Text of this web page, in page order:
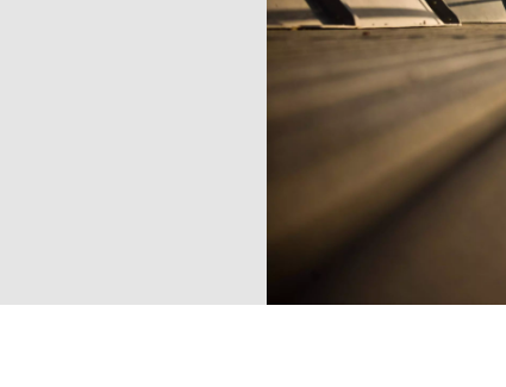
HPD
MPP SYSTEMS
WESTGARTH